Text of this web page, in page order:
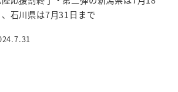
、石川県は7月31日まで